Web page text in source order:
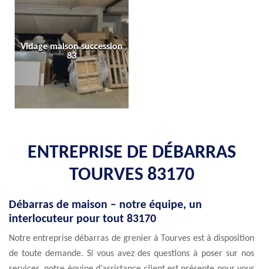
Vidage maison succession
83
ENTREPRISE DE DÉBARRAS
TOURVES 83170
Débarras de maison – notre équipe, un
interlocuteur pour tout 83170
Notre entreprise débarras de grenier à Tourves est à disposition
de toute demande. Si vous avez des questions à poser sur nos